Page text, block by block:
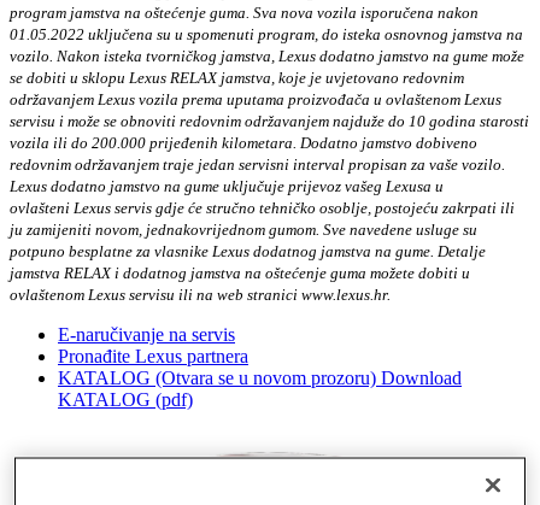
program jamstva na oštećenje guma. Sva nova vozila isporučena nakon
01.05.2022 uključena su u spomenuti program, do isteka osnovnog jamstva na
vozilo. Nakon isteka tvorničkog jamstva, Lexus dodatno jamstvo na gume može
se dobiti u sklopu Lexus RELAX jamstva, koje je uvjetovano redovnim
održavanjem Lexus vozila prema uputama proizvođača u ovlaštenom Lexus
servisu i može se obnoviti redovnim održavanjem najduže do 10 godina starosti
vozila ili do 200.000 prijeđenih kilometara. Dodatno jamstvo dobiveno
redovnim održavanjem traje jedan servisni interval propisan za vaše vozilo.
Lexus dodatno jamstvo na gume uključuje prijevoz vašeg Lexusa u
ovlašteni Lexus servis gdje će stručno tehničko osoblje, postojeću zakrpati ili
ju zamijeniti novom, jednakovrijednom gumom. Sve navedene usluge su
potpuno besplatne za vlasnike Lexus dodatnog jamstva na gume. Detalje
jamstva RELAX i dodatnog jamstva na oštećenje guma možete dobiti u
ovlaštenom Lexus servisu ili na web stranici www.lexus.hr.
E-naručivanje na servis
Pronađite Lexus partnera
KATALOG (Otvara se u novom prozoru) Download
KATALOG (pdf)